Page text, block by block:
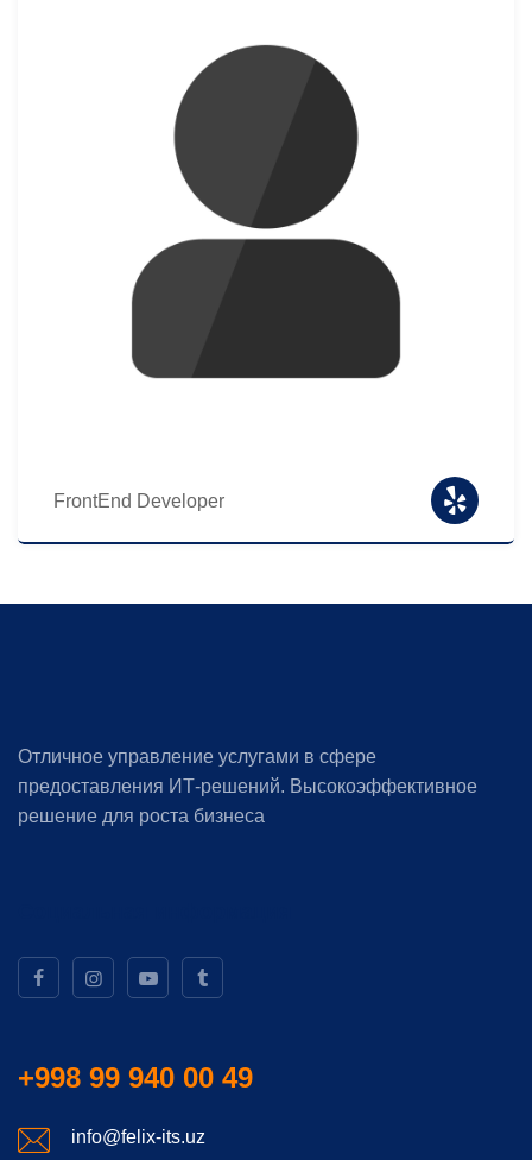
FrontEnd Developer
Отличное управление услугами в сфере
предоставления ИТ-решений. Высокоэффективное
решение для роста бизнеса
+998 99 940 00 49
info@felix-its.uz